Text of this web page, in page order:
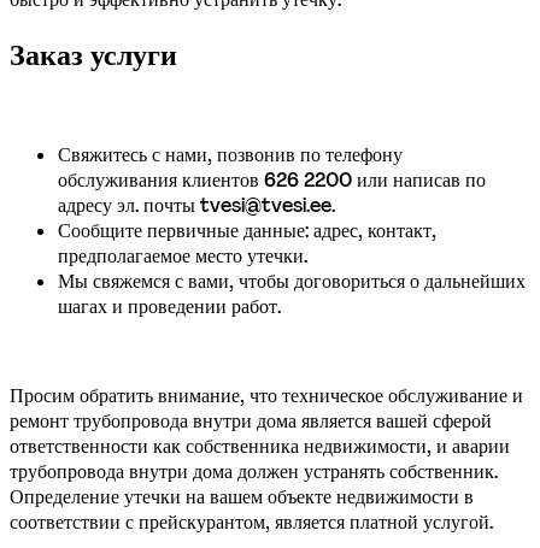
Заказ услуги
Свяжитесь с нами, позвонив по телефону
обслуживания клиентов 626 2200 или написав по
адресу эл. почты tvesi@tvesi.ee.
Сообщите первичные данные: адрес, контакт,
предполагаемое место утечки.
Мы свяжемся с вами, чтобы договориться о дальнейших
шагах и проведении работ.
Просим обратить внимание, что техническое обслуживание и
ремонт трубопровода внутри дома является вашей сферой
ответственности как собственника недвижимости, и аварии
трубопровода внутри дома должен устранять собственник.
Определение утечки на вашем объекте недвижимости в
соответствии с прейскурантом, является платной услугой.